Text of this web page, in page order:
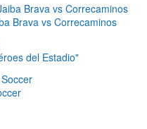
Brava vs Correcaminos
del Estadio"